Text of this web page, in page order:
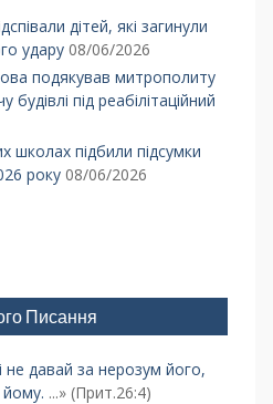
дітей, які загинули
удару 08/06/2026
подякував митрополиту
під реабілітаційний
школах підбили підсумки
року 08/06/2026
Писання
не давай за нерозум його,
йому. ...» (Прит.26:4)